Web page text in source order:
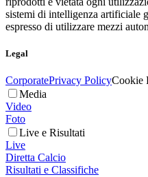
sistemi di intelligenza artificiale
espresso di utilizzare mezzi
Legal
CorporatePrivacy PolicyCookie
Media
Video
Foto
Live e Risultati
Live
Diretta Calcio
Risultati e Classifiche